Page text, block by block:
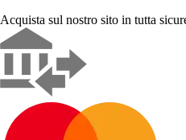
Acquista sul nostro sito in tutta